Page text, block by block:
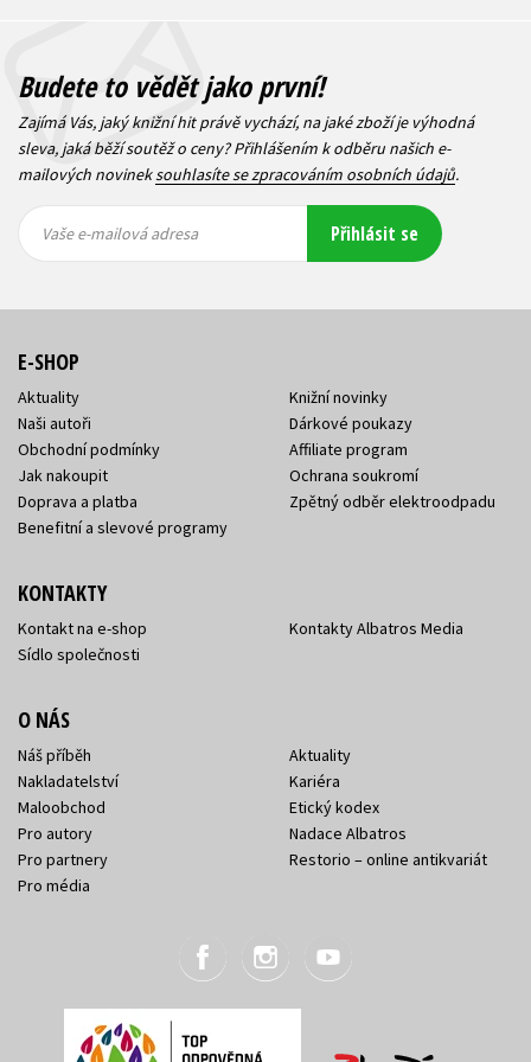
Budete to vědět jako první!
Zajímá Vás, jaký knižní hit právě vychází, na jaké zboží je výhodná
sleva, jaká běží soutěž o ceny? Přihlášením k odběru našich e-
mailových novineksouhlasíte se zpracováním osobních údajů.
mailová
mailová
Vaše e-mailová adresa Přihlásit se
E-SHOP
Aktuality
Naši autoři
Obchodní podmínky
Jak nakoupit
Doprava a platba
Benefitní a slevové programy
Knižní novinky
Dárkové poukazy
Affiliate program
Ochrana soukromí
Zpětný odběr elektroodpadu
KONTAKTY
Kontakt na e-shop
Sídlo společnosti
Kontakty Albatros Media
O NÁS
Náš příběh
Nakladatelství
Maloobchod
Pro autory
Pro partnery
Pro média
Aktuality
Kariéra
Etický kodex
Nadace Albatros
Restorio – online antikvariát